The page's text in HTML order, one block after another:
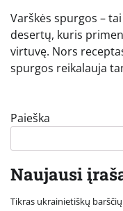
Varškės spurgos –
desertų, kuris
virtuvę. Nors
spurgos reikalauja
Paieška
Naujausi
Tikras ukrainietiškų